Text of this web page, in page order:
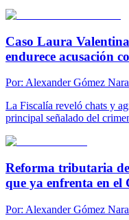
Caso Laura
endurece acusación
Por: Alexander Gómez
La Fiscalía reveló chats y
principal señalado del
Reforma tributaria
que ya enfrenta en el
Por: Alexander Gómez